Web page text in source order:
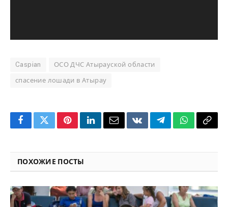
Caspian ОСО ДЧС Атырауской области
спасение лошади в Атырау
FacebookTwitterPinterestLinkedInEmailVKontakteTelegramWhatsApp
Copy
ПОХОЖИЕ ПОСТЫ